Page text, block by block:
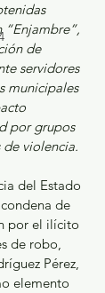
de
servidores
municipales
por grupos
violencia.
del Estado
de
por el ilícito
de robo,
Pérez,
elemento